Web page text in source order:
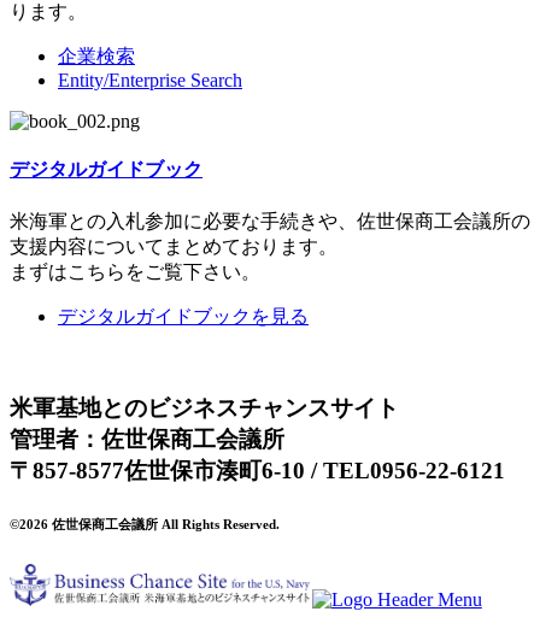
ります。
企業検索
Entity/Enterprise Search
デジタルガイドブック
米海軍との入札参加に必要な手続きや、佐世保商工会議所の
支援内容についてまとめております。
まずはこちらをご覧下さい。
デジタルガイドブックを見る
米軍基地とのビジネスチャンスサイト
管理者：佐世保商工会議所
〒857-8577佐世保市湊町6-10 / TEL0956-22-6121
©2026 佐世保商工会議所 All Rights Reserved.